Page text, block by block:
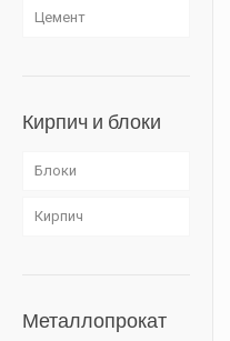
Цемент
Кирпич и блоки
Блоки
Кирпич
Металлопрокат